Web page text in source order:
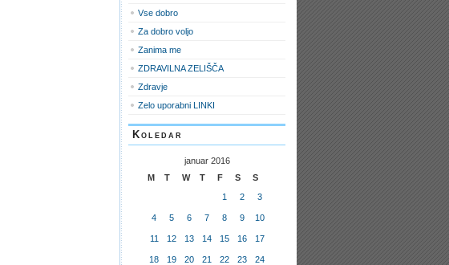
Vse dobro
Za dobro voljo
Zanima me
ZDRAVILNA ZELIŠČA
Zdravje
Zelo uporabni LINKI
Koledar
januar 2016
M
T W T F S
S
1
2 3
4 5 6 7 8 9 10
11 12 13 14 15 16 17
18 19 20 21 22 23 24